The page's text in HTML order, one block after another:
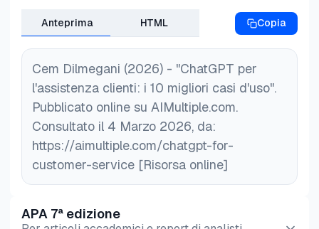
Anteprima HTML Copia
Cem Dilmegani (2026) - "ChatGPT per
l'assistenza clienti: i 10 migliori casi d'uso".
Pubblicato online su AIMultiple.com.
Consultato il 4 Marzo 2026, da:
https://aimultiple.com/chatgpt-for-
customer-service [Risorsa online]
APA 7ª edizione